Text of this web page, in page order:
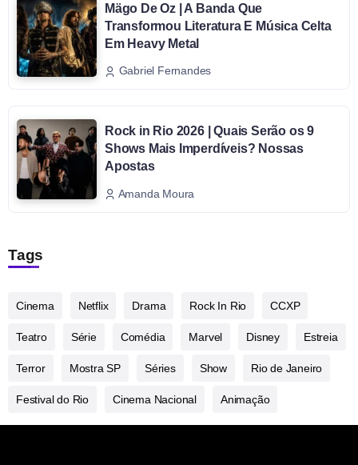
Mägo De Oz | A Banda Que
Transformou Literatura E Música Celta
Em Heavy Metal
Gabriel Fernandes
Rock in Rio 2026 | Quais Serão os 9
Shows Mais Imperdíveis? Nossas
Apostas
Amanda Moura
Tags
Cinema Netflix Drama Rock In Rio CCXP
Teatro Série Comédia Marvel Disney Estreia
Terror Mostra SP Séries Show Rio de Janeiro
Festival do Rio Cinema Nacional Animação